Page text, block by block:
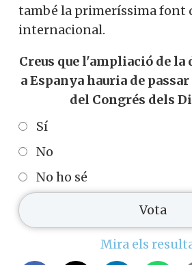
també la primeríssima font
internacional.
Creus que l'ampliació de
a Espanya hauria de
del Congrés dels
Sí
No
No ho sé
Mira els